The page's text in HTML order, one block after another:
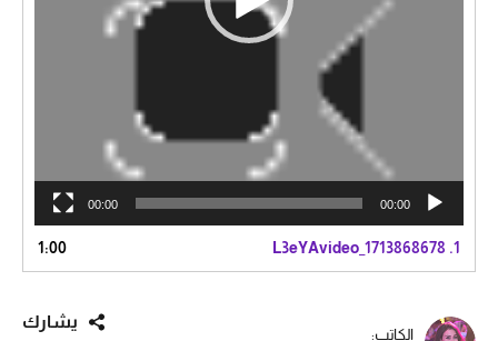
00:00
00:00
1.
L3eYAvideo_1713868678
1:00
الكاتب:
يشارك